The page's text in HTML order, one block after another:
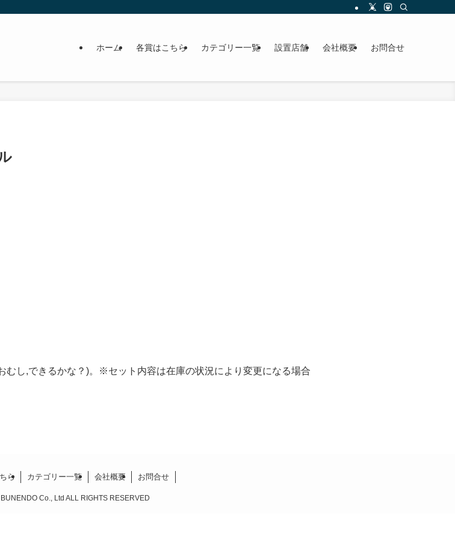
ホーム 各賞はこちら カテゴリー一覧 設置店舗 会社概要 お問合せ
むし,できるかな？)。※セット内容は在庫の状況により変更になる場合
ら カテゴリー一覧 会社概要 お問合せ
Co., Ltd ALL RIGHTS RESERVED